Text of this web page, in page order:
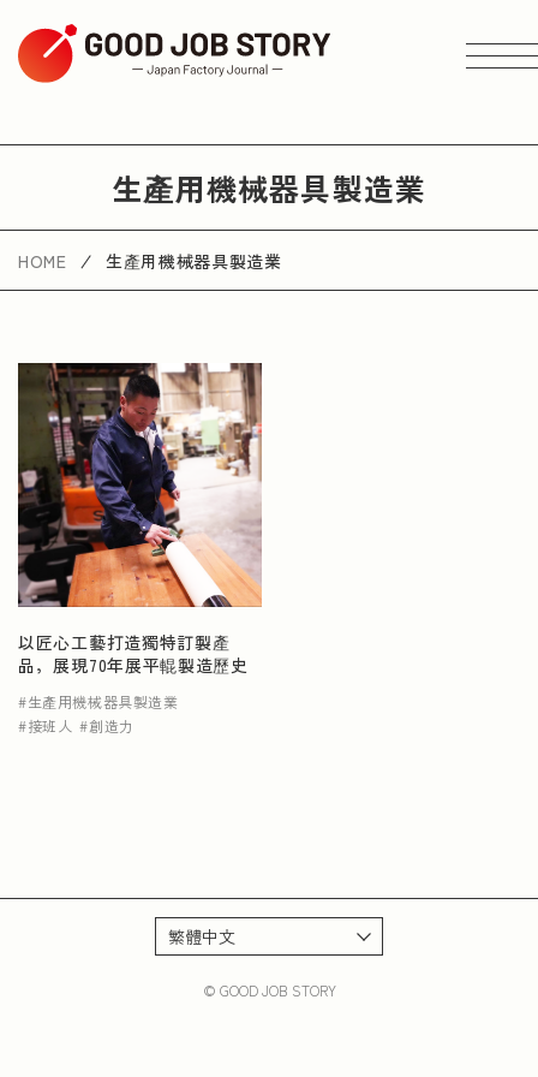
按主題搜尋
按地區搜尋
按行業搜尋
NEWS
生產用機械器具製造業
HOME 生產用機械器具製造業
以匠心工藝打造獨特訂製產
品，展現70年展平輥製造歷史
生產用機械器具製造業
接班人
創造力
© GOOD JOB STORY